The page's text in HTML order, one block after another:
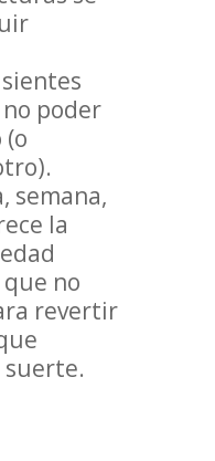
no poder
semana,
la
no
revertir
suerte.